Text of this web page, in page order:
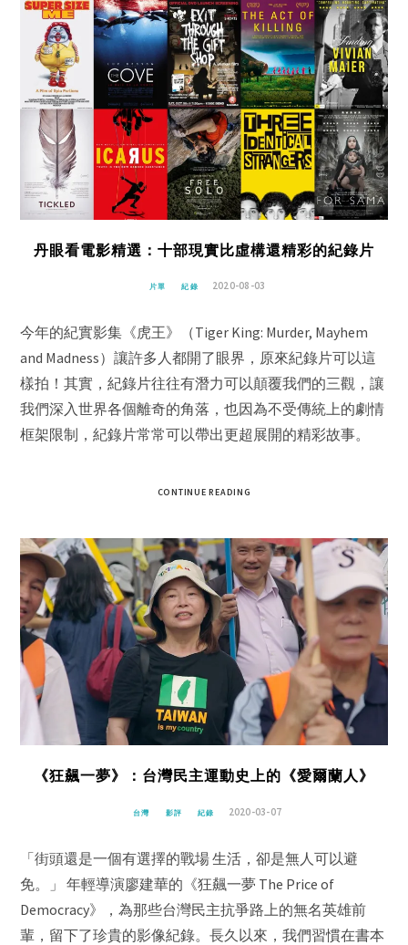
丹眼看電影精選：十部現實比虛構還精彩的紀錄片
片單 紀錄 2020-08-03
今年的紀實影集《虎王》（Tiger King: Murder, Mayhem
and Madness）讓許多人都開了眼界，原來紀錄片可以這
樣拍！其實，紀錄片往往有潛力可以顛覆我們的三觀，讓
我們深入世界各個離奇的角落，也因為不受傳統上的劇情
框架限制，紀錄片常常可以帶出更超展開的精彩故事。
CONTINUE READING
《狂飆一夢》：台灣民主運動史上的《愛爾蘭人》
台灣 影評 紀錄 2020-03-07
「街頭還是一個有選擇的戰場 生活，卻是無人可以避
免。」 年輕導演廖建華的《狂飆一夢 The Price of
Democracy》，為那些台灣民主抗爭路上的無名英雄前
輩，留下了珍貴的影像紀錄。長久以來，我們習慣在書本